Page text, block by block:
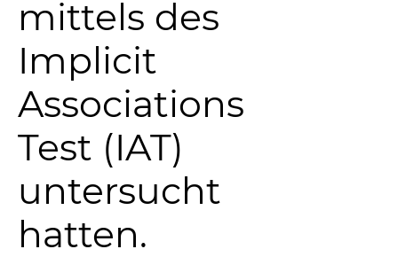
mittels des
Implicit
Associations
Test (IAT)
untersucht
hatten.